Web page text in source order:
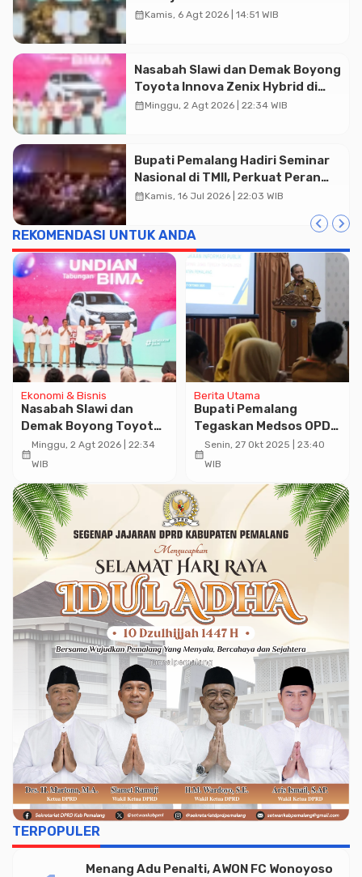
20,2 Triliun
calendar_monthKamis, 6 Agt 2026 | 14:51 WIB
Nasabah Slawi dan Demak Boyong
Toyota Innova Zenix Hybrid di
Undian Tabungan Bima Bank
calendar_monthMinggu, 2 Agt 2026 | 22:34 WIB
Bupati Pemalang Hadiri Seminar
Nasional di TMII, Perkuat Peran
Koperasi Desa Merah Putih
calendar_monthKamis, 16 Jul 2026 | 22:03 WIB
REKOMENDASI UNTUK ANDA
Ekonomi & Bisnis
Nasabah Slawi dan
Demak Boyong Toyota
Innova Zenix Hybrid di
Undian Tabungan Bima
calendar_month
Minggu, 2 Agt 2026 | 22:34
WIB
Berita Utama
Bupati Pemalang
Tegaskan Medsos OPD
Untuk Aktif
calendar_month
Senin, 27 Okt 2025 | 23:40
WIB
TERPOPULER
Menang Adu Penalti, AWON FC Wonoyoso